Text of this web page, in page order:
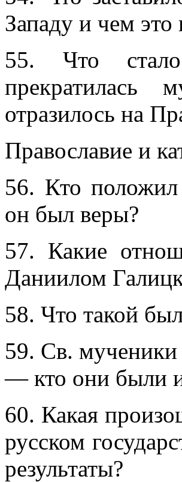
Западу и чем это
55. Что
отразилось на
Православие и
56. Кто положил
он был веры?
57. Какие
Даниилом
58. Что такой
59. Св.
— кто они были и
60. Какая
русском
результаты?